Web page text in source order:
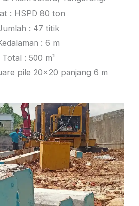
: HSPD 80 ton
: 47 titik
: 6 m
Total : 500 m¹
pile 20×20 panjang 6 m